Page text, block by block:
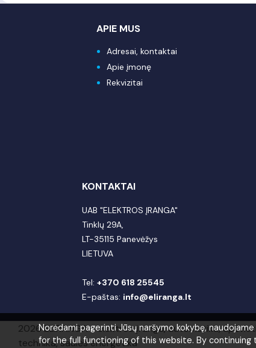
Norėdami pagerinti Jūsų naršymo kokybę,
for the full functioning of this website. By
APIE MUS
Adresai, kontaktai
Apie įmonę
Rekvizitai
KONTAKTAI
UAB "ELEKTROS ĮRANGA"
Tinklų 29A,
LT-35115 Panevėžys
LIETUVA
Tel:+370 618 25545
E-paštas: info@eliranga.lt
2026 ELIRANGA = elektros įranga, automatika,
technika, saulės energetika